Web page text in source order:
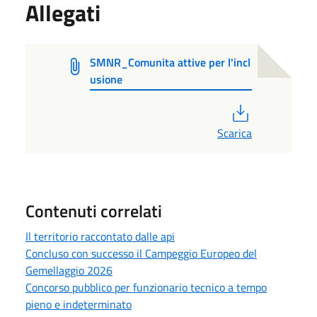
Allegati
SMNR_Comunita attive per l'incl
usione
Scarica
Contenuti correlati
Il territorio raccontato dalle api
Concluso con successo il Campeggio Europeo del
Gemellaggio 2026
Concorso pubblico per funzionario tecnico a tempo
pieno e indeterminato